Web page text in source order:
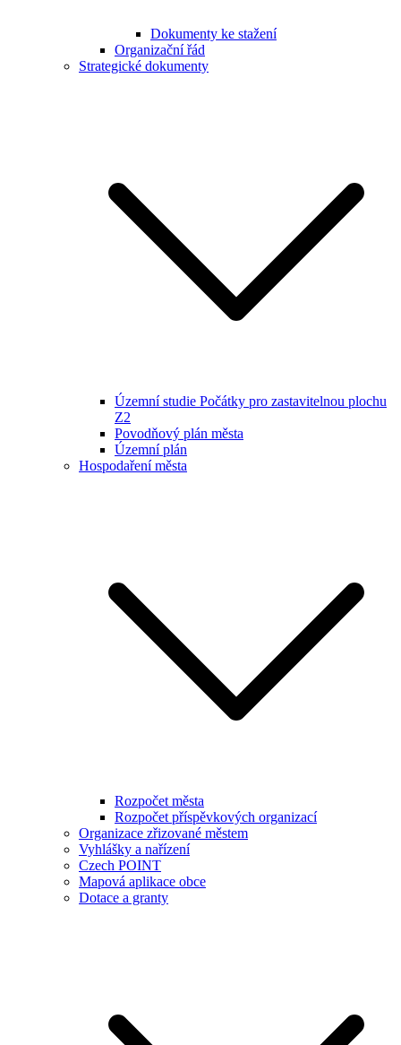
Dokumenty ke stažení
Organizační řád
Strategické dokumenty
Územní studie Počátky pro zastavitelnou plochu
Z2
Povodňový plán města
Územní plán
Hospodaření města
Rozpočet města
Rozpočet příspěvkových organizací
Organizace zřizované městem
Vyhlášky a nařízení
Czech POINT
Mapová aplikace obce
Dotace a granty